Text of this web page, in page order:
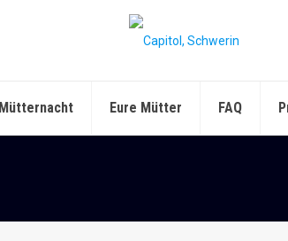
Mütternacht Eure Mütter FAQ